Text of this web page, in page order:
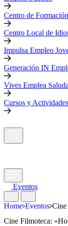
Centro de
Centro Local de
Impulsa Empleo
Generación IN
Vives Emplea
Cursos y Actividades
Eventos
Home Eventos
Cine Filmoteca: